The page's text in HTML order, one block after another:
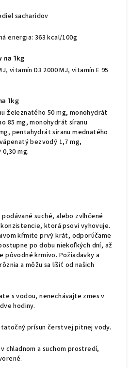
sacharidov
energia: 363 kcal/100g
na 1kg
vitamín D3 2000 MJ, vitamín E 95
1kg
železnatého 50 mg, monohydrát
85 mg, monohydrát síranu
pentahydrát síranu mednatého
bezvodý 1,7 mg,
mg.
suché, alebo zvlhčené
ktorá psovi vyhovuje.
kŕmite prvý krát, odporúčame
po dobu niekoľkých dní, až
pôvodné krmivo. Požiadavky a
a môžu sa líšiť od našich
s vodou, nenechávajte zmes v
hodiny.
prísun čerstvej pitnej vody.
chladnom a suchom prostredí,